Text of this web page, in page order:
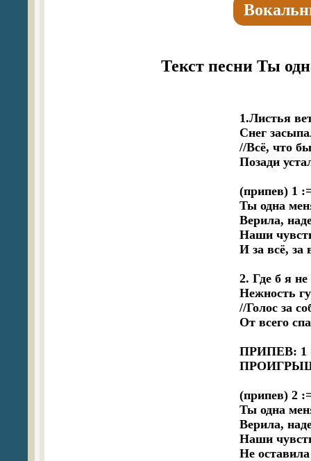
Текст песни Ты
1.Листья
Снег
//Всё, что
Позади
(припев) 1
Ты одна
Верила,
Наши
И за всё, за
2. Где б я
Нежность
//Голос за
От всего
ПРИПЕВ: 1
(припев) 2
Ты одна
Верила,
Наши
Не